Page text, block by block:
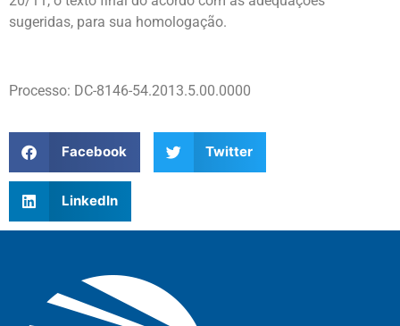
sugeridas, para sua homologação.
Processo: DC-8146-54.2013.5.00.0000
Facebook Twitter
LinkedIn